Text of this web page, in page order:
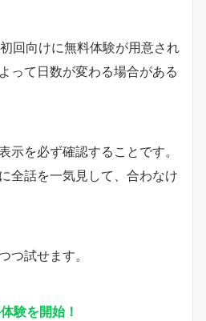
回向けに無料体験が用意され
って日数が変わる場合がある
示を必ず確認することです。
全話を一気見して、合わなけ
つ試せます。
験を開始！